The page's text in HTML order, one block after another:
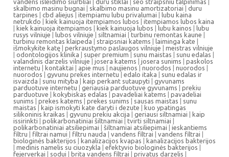
skalbimo masinu bugnai | skalbimo masinu amortizatoriai | duru
tarpines | cbd aliejus | itempiamu lubu privalumai | lubu kaina
netrukdo | kiek kainuoja itempiamos lubos | itempiamos lubos kaina
| kiek kainuoja itempiamos | kiek kainuoja lubos | lubu kainos | lubu
rusys vilniuje | lubos vilniuje | siltnamiai | turbinu remontas kaune |
turbinu remontas klaipeda | straipsniai katems | laiminga kate |
išmokykite katę | perkraustymo paslaugos vilniuje | meistras vilniuje
| odontologijos klinika | super premium | sunu maistas | sunu edalas |
valandinis darzelis vilniuje | josera katems | josera sunims | paskolos
internetu | kontaktai | apie mus | naujienos | nuorodos | nuorodos |
nuorodos | gyvunu prekes internetu | edalo itaka | sunu edalas ir
isvaizda | sunu mityba | kaip perkant sutaupyti | gyvunams
parduotuve internetu | geriausia parduotuve gyvunams | prekiu
parduotuve | kokybiskas edalas | pavadeliai katems | pavadeliai
sunims | prekes katems | prekes sunims | sausas maistas | sunu
maistas | kaip ismokyti kate daryti i dezute | kuo ypatingas
silikoninis kraikas | gyvunu prekiu akcija | geriausi siltnamiai | kaip
issirinkti | polikarbonatiniai šiltnamiai | tvirti siltnamiai |
polikarbonatiniai atsiliepimai | šiltnamiai atsiliepimai | ieskantiems
filtru | filtrai namui | filtru nauda | vandens filtrai | vandens filtrai |
biologinės bakterijos | kanalizacijos kvapas | kanalizacijos bakterijos
| medinis namelis su ciuozykla | efektyvio biologinės bakterijos |
fejerverkai | sodui | brita vandens filtrai | privatus darzelis |